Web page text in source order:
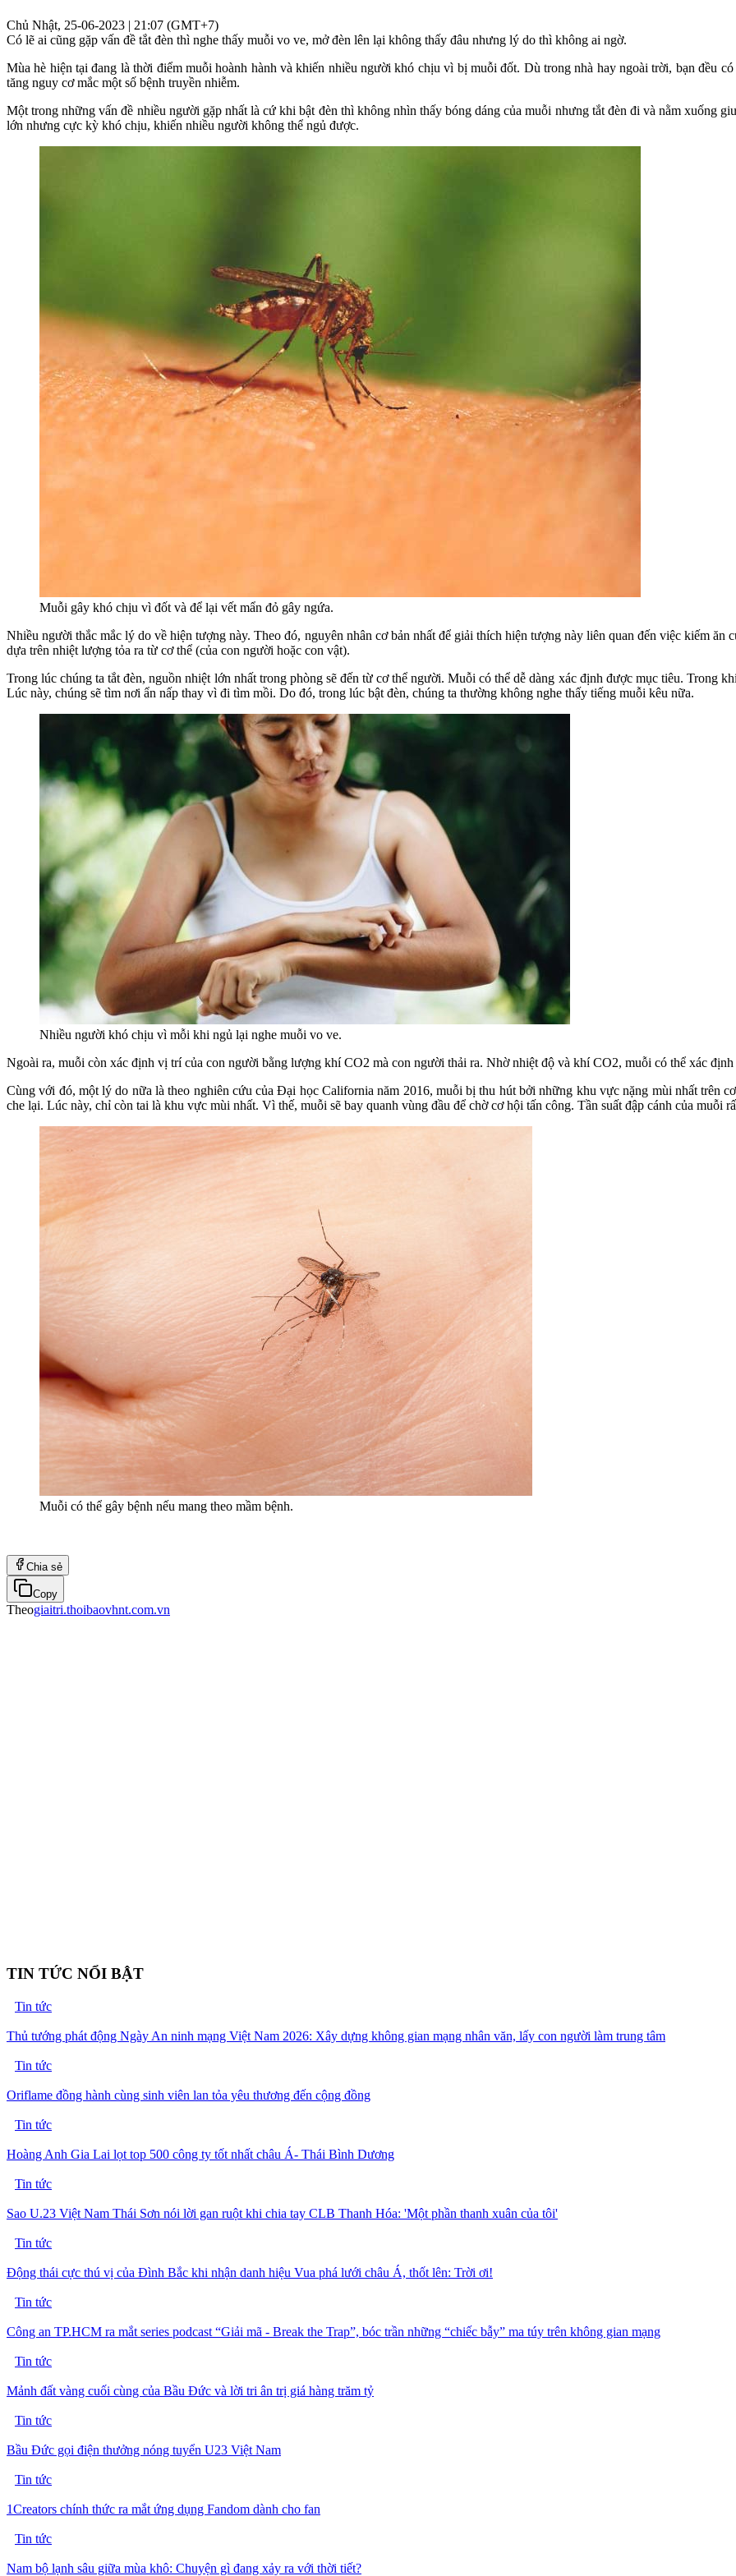
Chủ Nhật, 25-06-2023 | 21:07 (GMT+7)
Có lẽ ai cũng gặp vấn đề tắt đèn thì nghe thấy muỗi vo ve, mở đèn lên lại không thấy đâu nhưng lý do thì không ai ngờ.
Mùa hè hiện tại đang là thời điểm muỗi hoành hành và khiến nhiều người khó chịu vì bị muỗi đốt. Dù trong nhà hay ngoài trời, bạn đều
tăng nguy cơ mắc một số bệnh truyền nhiễm.
Một trong những vấn đề nhiều người gặp nhất là cứ khi bật đèn thì không nhìn thấy bóng dáng của muỗi nhưng tắt đèn đi và nằm xuống
lớn nhưng cực kỳ khó chịu, khiến nhiều người không thể ngủ được.
Muỗi gây khó chịu vì đốt và để lại vết mẩn đỏ gây ngứa.
Nhiều người thắc mắc lý do về hiện tượng này. Theo đó, nguyên nhân cơ bản nhất để giải thích hiện tượng này liên quan đến việc kiếm
dựa trên nhiệt lượng tỏa ra từ cơ thể (của con người hoặc con vật).
Trong lúc chúng ta tắt đèn, nguồn nhiệt lớn nhất trong phòng sẽ đến từ cơ thể người. Muỗi có thể dễ dàng xác định được mục tiêu. Trong
Lúc này, chúng sẽ tìm nơi ẩn nấp thay vì đi tìm mồi. Do đó, trong lúc bật đèn, chúng ta thường không nghe thấy tiếng muỗi kêu nữa.
Nhiều người khó chịu vì mỗi khi ngủ lại nghe muỗi vo ve.
Ngoài ra, muỗi còn xác định vị trí của con người bằng lượng khí CO2 mà con người thải ra. Nhờ nhiệt độ và khí CO2, muỗi có thể xác
Cùng với đó, một lý do nữa là theo nghiên cứu của Đại học California năm 2016, muỗi bị thu hút bởi những khu vực nặng mùi nhất trên
che lại. Lúc này, chỉ còn tai là khu vực mùi nhất. Vì thế, muỗi sẽ bay quanh vùng đầu để chờ cơ hội tấn công. Tần suất đập cánh của muỗi
Muỗi có thể gây bệnh nếu mang theo mầm bệnh.
Chia sẻ
Copy
Theogiaitri.thoibaovhnt.com.vn
TIN TỨC NỔI BẬT
Tin tức
Thủ tướng phát động Ngày An ninh mạng Việt Nam 2026: Xây dựng không gian mạng nhân văn, lấy con người làm trung tâm
Tin tức
Oriflame đồng hành cùng sinh viên lan tỏa yêu thương đến cộng đồng
Tin tức
Hoàng Anh Gia Lai lọt top 500 công ty tốt nhất châu Á- Thái Bình Dương
Tin tức
Sao U.23 Việt Nam Thái Sơn nói lời gan ruột khi chia tay CLB Thanh Hóa: 'Một phần thanh xuân của tôi'
Tin tức
Động thái cực thú vị của Đình Bắc khi nhận danh hiệu Vua phá lưới châu Á, thốt lên: Trời ơi!
Tin tức
Công an TP.HCM ra mắt series podcast “Giải mã - Break the Trap”, bóc trần những “chiếc bẫy” ma túy trên không gian mạng
Tin tức
Mảnh đất vàng cuối cùng của Bầu Đức và lời tri ân trị giá hàng trăm tỷ
Tin tức
Bầu Đức gọi điện thưởng nóng tuyển U23 Việt Nam
Tin tức
1Creators chính thức ra mắt ứng dụng Fandom dành cho fan
Tin tức
Nam bộ lạnh sâu giữa mùa khô: Chuyện gì đang xảy ra với thời tiết?